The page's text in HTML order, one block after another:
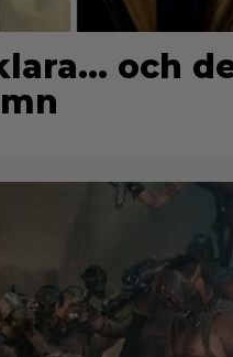
och